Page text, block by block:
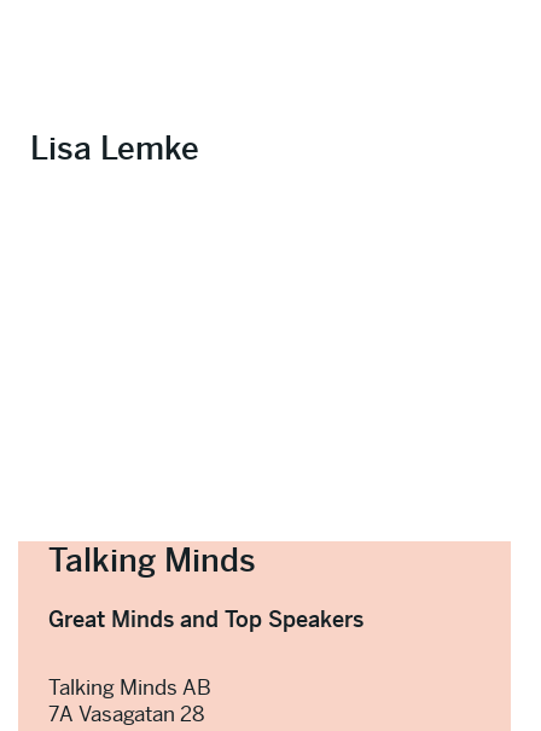
Lisa Lemke
Talking Minds
Great Minds and Top Speakers
Talking Minds AB
7A Vasagatan 28